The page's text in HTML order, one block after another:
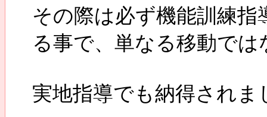
その際は必ず機能訓練
る事で、単なる移動で
実地指導でも納得され